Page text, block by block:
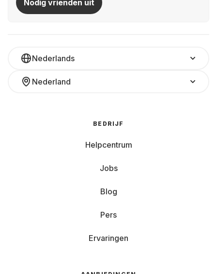
Nodig vrienden uit
Nederlands
Nederland
BEDRIJF
Helpcentrum
Jobs
Blog
Pers
Ervaringen